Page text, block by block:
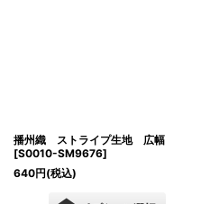
播州織 ストライプ生地 広幅
[S0010-SM9676]
640円(税込)